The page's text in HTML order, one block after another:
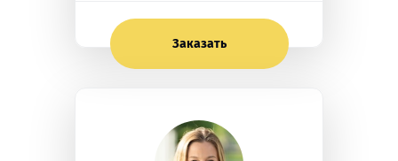
Заказать